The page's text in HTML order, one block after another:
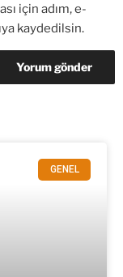
için adım, e-
kaydedilsin.
GENEL